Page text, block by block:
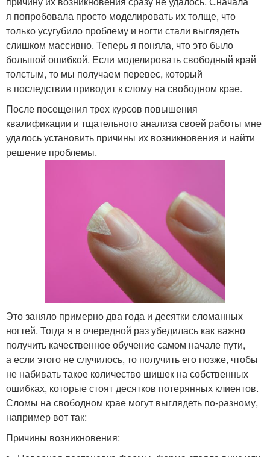
я попробовала просто моделировать их толще, что
только усугубило проблему и ногти стали выглядеть
слишком массивно. Теперь я поняла, что это было
большой ошибкой. Если моделировать свободный край
толстым, то мы получаем перевес, который
в последствии приводит к слому на свободном крае.
После посещения трех курсов повышения
квалификации и тщательного анализа своей работы мне
удалось установить причины их возникновения и найти
решение проблемы.
Это заняло примерно два года и десятки сломанных
ногтей. Тогда я в очередной раз убедилась как важно
получить качественное обучение самом начале пути,
а если этого не случилось, то получить его позже, чтобы
не набивать такое количество шишек на собственных
ошибках, которые стоят десятков потерянных клиентов.
Сломы на свободном крае могут выглядеть по-разному,
например вот так:
Причины возникновения: